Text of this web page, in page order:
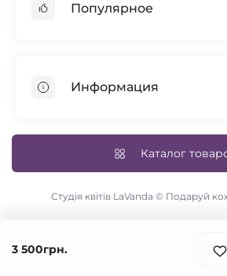
3 500грн.
Популярное
14 февраля
Синие розы
Свадебный букет
Информация
Доставка и оплата
Условия соглашения
Связаться с нами
Каталог
Студія квітів LaVanda © Подаруй